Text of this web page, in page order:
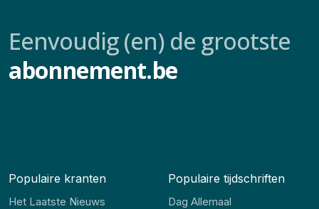
Eenvoudig (en) de grootste
abonnement.be
Populaire kranten
Het Laatste Nieuws
Populaire tijdschriften
Dag Allemaal